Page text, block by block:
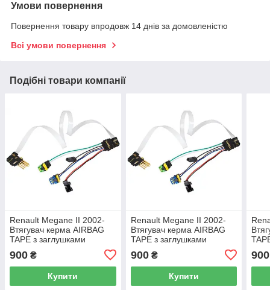
Умови повернення
Повернення товару впродовж 14 днів за домовленістю
Всі умови повернення
Подібні товари компанії
Renault Megane II 2002-
Втягувач керма AIRBAG
TAPE з заглушками
900 ₴
Купити
Renault Megane II 2002-
Втягувач керма AIRBAG
TAPE з заглушками
900₴
Купити
900